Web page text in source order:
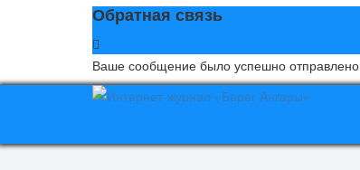
Обратная связь
Ваше сообщение было успешно отправлено